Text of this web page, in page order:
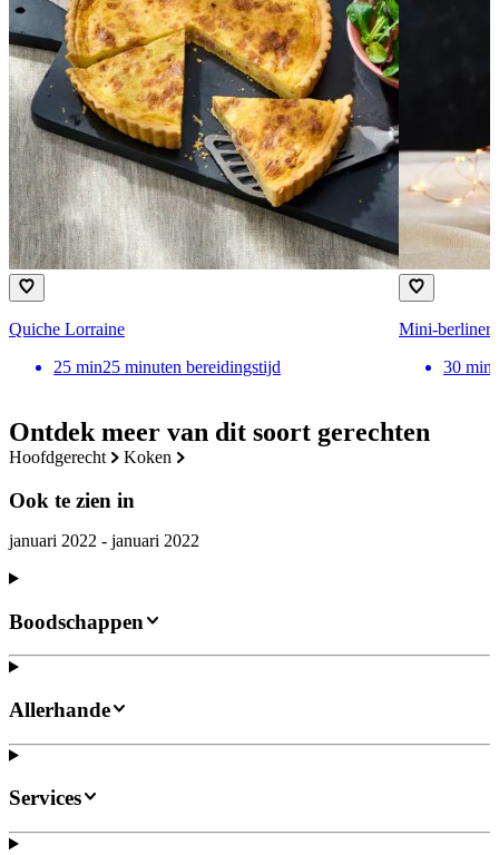
Ontdek meer van dit soort gerechten
hoofdgerecht koken
Ook te zien in
januari 2022 - januari 2022
Quiche Lorraine
25 min25 minuten bereidingstijd
Mini-
30 min
Boodschappen
Allerhande
Services